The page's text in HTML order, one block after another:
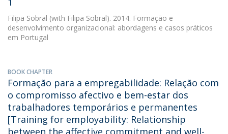
Filipa Sobral (with Filipa Sobral). 2014. Formação e
desenvolvimento organizacional: abordagens e casos práticos
em Portugal
BOOK CHAPTER
Formação para a empregabilidade: Relação com
o compromisso afectivo e bem-estar dos
trabalhadores temporários e permanentes
[Training for employability: Relationship
between the affective commitment and well-